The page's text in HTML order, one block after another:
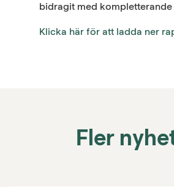
bidragit med
Klicka här för att ladda ner
Fler